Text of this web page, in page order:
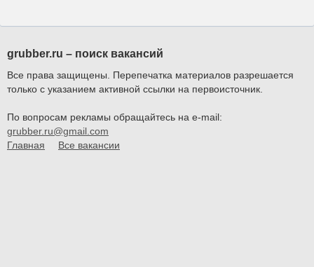
grubber.ru – поиск вакансий
Все права защищены. Перепечатка материалов разрешается
только с указанием активной ссылки на первоисточник.
По вопросам рекламы обращайтесь на e-mail:
grubber.ru@gmail.com
Главная
Все вакансии